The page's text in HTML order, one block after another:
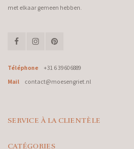
met elkaar gemeen hebben.
Téléphone
+31 6 39606889
Mail
contact@moesengriet.nl
SERVICE À LA CLIENTÈLE
CATÉGORIES